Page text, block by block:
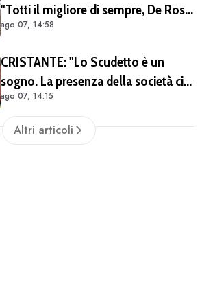
"Totti il migliore di sempre, De Rossi
il miglior centrocampista. È il club
ago 07, 14:58
CRISTANTE: "Lo Scudetto è un
sogno. La presenza della società ci
dà una spinta anche sul mercato"
(VIDEO)
ago 07, 14:15
Altri articoli